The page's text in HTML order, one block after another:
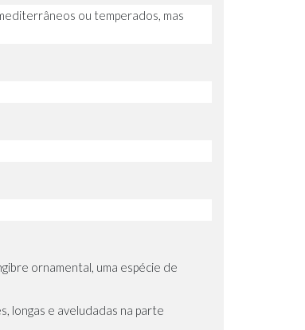
ou temperados, mas
ornamental, uma espécie de
longas e aveludadas na parte